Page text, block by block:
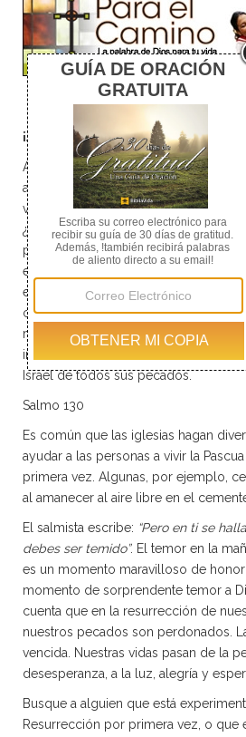
¡Jesús vive!
A ti, Señor, elevo mi clamor desde
abismo. Escucha, Señor, mi voz.
voz suplicante. Si tú, Señor, tomaras
¿quién, Señor, sería declarado
perdón, y por eso debes ser temido.
espero con toda el alma; en su
esperanza. Espero al Señor con toda
centinelas la mañana. Como esperan
mañana, así tú, Israel, espera al
inagotable; en él hay plena
Israel de todos sus pecados.
Salmo 130
Es común que las iglesias hagan
ayudar a las personas a vivir la
primera vez. Algunas, por ejemplo,
al amanecer al aire libre en el
El salmista escribe: “Pero en ti se
debes ser temido”. El temor en la
es un momento maravilloso de
momento de sorprendente temor a
cuenta que en la resurrección de
nuestros pecados son perdonados.
vencida. Nuestras vidas pasan de la
desesperanza, a la luz, alegría y
Busque a alguien que está
Resurrección por primera vez, o que